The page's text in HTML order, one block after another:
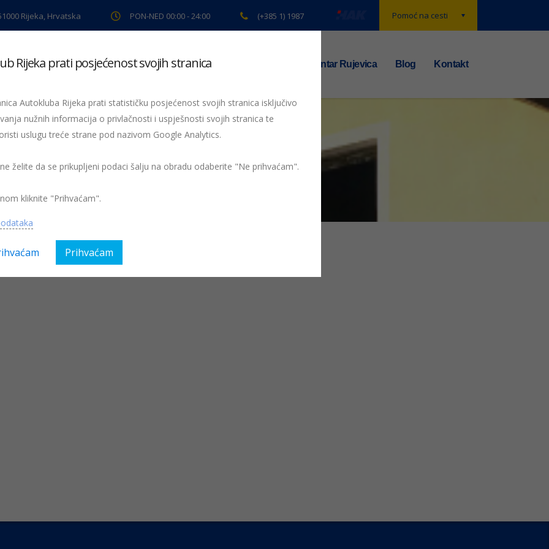
Pomoć na cesti
Rijeka, Hrvatska PON-NED 00:00 - 24:00 (+385 1) 1987
pregled Pomoć na cesti Servis Preventiva TS centar Rujevica Blog Kontakt
Rijeka prati posjećenost svojih stranica
Autokluba Rijeka prati statističku posjećenost svojih stranica isključivo
nužnih informacija o privlačnosti i uspješnosti svojih stranica te
uslugu treće strane pod nazivom Google Analytics.
želite da se prikupljeni podaci šalju na obradu odaberite "Ne prihvaćam".
kliknite "Prihvaćam".
Prihvaćam